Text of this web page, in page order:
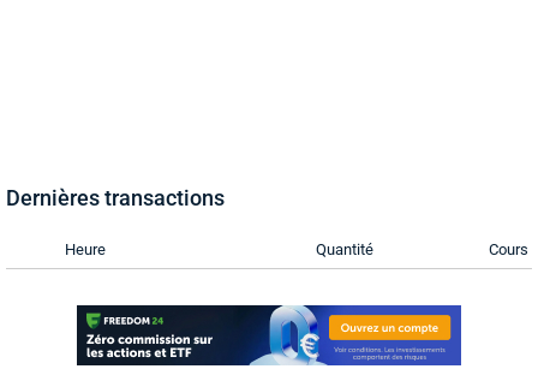
Dernières transactions
Heure Quantité Cours